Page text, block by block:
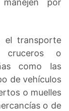
el transporte
cruceros o
como las
de vehículos
o muelles
o de